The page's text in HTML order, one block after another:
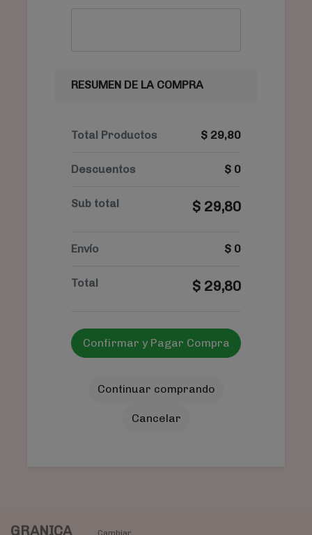
RESUMEN DE LA COMPRA
Total Productos $ 29,80
Descuentos $ 0
Sub total $ 29,80
Envío $ 0
Total $ 29,80
Confirmar y Pagar Compra
Continuar comprando
Cancelar
GRANICA